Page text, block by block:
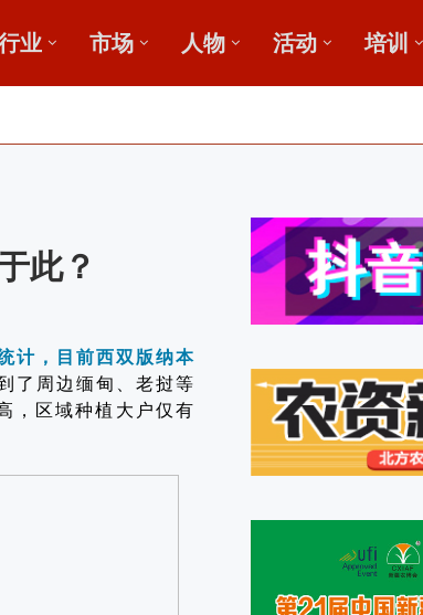
业 市场 人物 活动 培训
此？
计，目前西双版纳本
了周边缅甸、老挝等
，区域种植大户仅有